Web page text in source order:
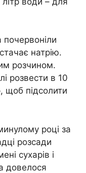
натрію.
розчином.
розвести в 10
щоб підсолити
році за
розсади
сухарів і
довелося